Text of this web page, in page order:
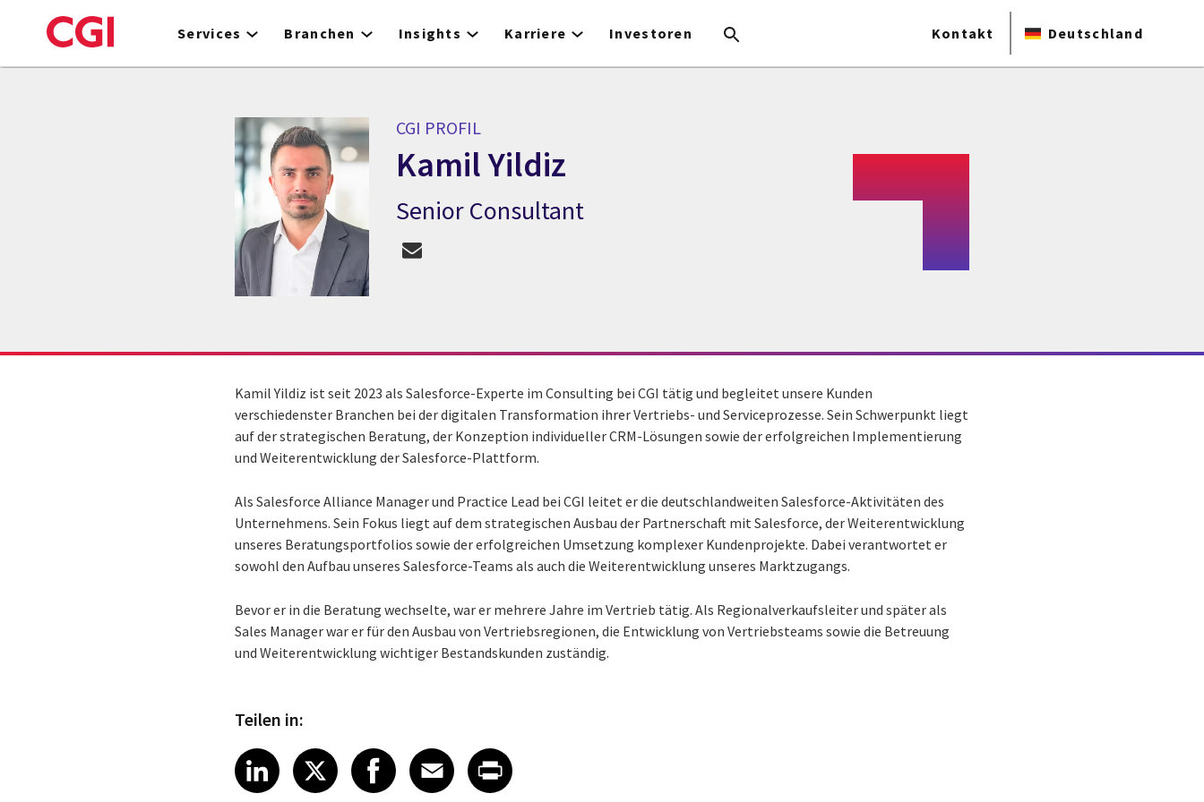
to
Services Branchen Insights Karriere Investoren Kontakt Deutschland
CGI PROFIL
Kamil Yildiz
CGI Profil Kamil Yildiz
Senior Consultant
Kamil Yildiz ist seit 2023 als Salesforce-Experte im Consulting bei CGI tätig und begleitet unsere Kunden
verschiedenster Branchen bei der digitalen Transformation ihrer Vertriebs- und Serviceprozesse. Sein Schwerpunkt liegt
auf der strategischen Beratung, der Konzeption individueller CRM-Lösungen sowie der erfolgreichen Implementierung
und Weiterentwicklung der Salesforce-Plattform.
Als Salesforce Alliance Manager und Practice Lead bei CGI leitet er die deutschlandweiten Salesforce-Aktivitäten des
Unternehmens. Sein Fokus liegt auf dem strategischen Ausbau der Partnerschaft mit Salesforce, der Weiterentwicklung
unseres Beratungsportfolios sowie der erfolgreichen Umsetzung komplexer Kundenprojekte. Dabei verantwortet er
sowohl den Aufbau unseres Salesforce-Teams als auch die Weiterentwicklung unseres Marktzugangs.
Bevor er in die Beratung wechselte, war er mehrere Jahre im Vertrieb tätig. Als Regionalverkaufsleiter und später als
Sales Manager war er für den Ausbau von Vertriebsregionen, die Entwicklung von Vertriebsteams sowie die Betreuung
und Weiterentwicklung wichtiger Bestandskunden zuständig.
Teilen in:
Share article on LinkedIn
LinkedIn
Share article on X
XShare article on Facebook
Facebook
Share article on Email
Email
Share article on Print